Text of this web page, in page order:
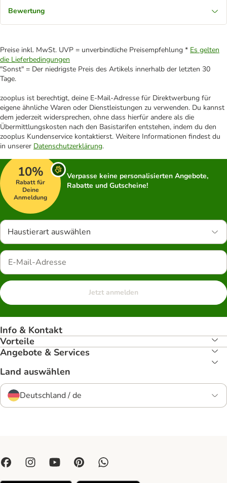
Bewertung
Preise inkl. MwSt. UVP = unverbindliche Preisempfehlung * Es gelten
die Lieferbedingungen
"Sonst" = Der niedrigste Preis des Artikels innerhalb der letzten 30
Tage.
zooplus ist berechtigt, deine E-Mail-Adresse für Direktwerbung für
eigene ähnliche Waren oder Dienstleistungen zu verwenden. Du kannst
dem jederzeit widersprechen, ohne dass hierfür andere als die
Übermittlungskosten nach den Basistarifen entstehen, indem du den
zooplus Kundenservice kontaktierst. Weitere Informationen findest du
in unserer Datenschutzerklärung.
10%
Rabatt für
Deine
Anmeldung
Verpasse keine personalisierten Angebote,
Rabatte und Gutscheine!
Haustierart auswählen
Jetzt anmelden
Info & Kontakt
Vorteile
Angebote & Services
Land auswählen
Deutschland / de